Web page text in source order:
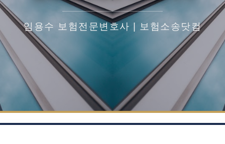
임용수 보험전문변호사 | 보험소송닷컴